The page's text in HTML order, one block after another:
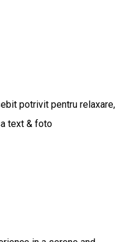
potrivit pentru relaxare,
text & foto